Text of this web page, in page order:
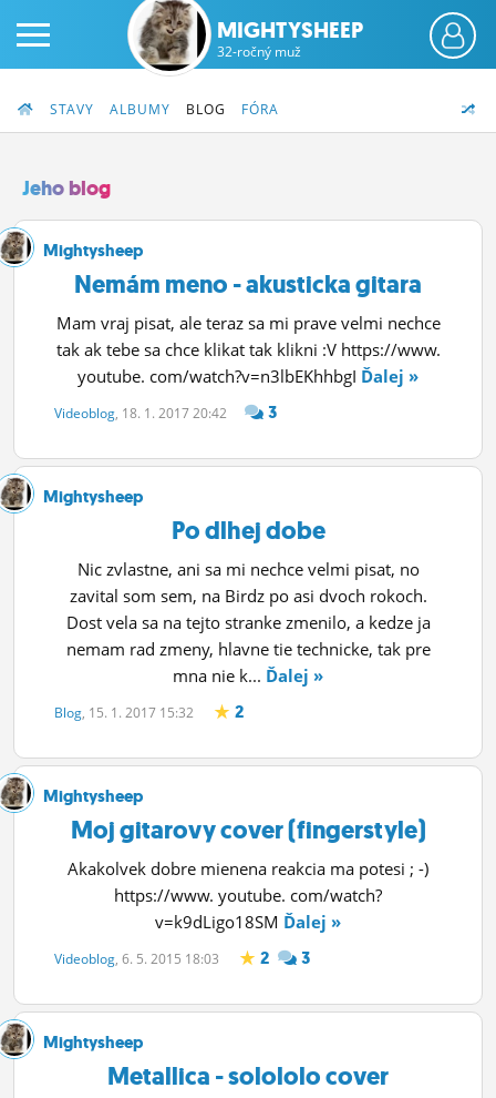
PRIHLÁS SA
ČINŽIAK
FÓRUM
STATUSY
MÔJ PROFIL
NASTAVENIA
ROLETA
MIGHTYSHEEP
32-ročný muž
STAVY ALBUMY BLOG FÓRA
Jeho blog
Mightysheep
Nemám meno - akusticka gitara
Mam vraj pisat, ale teraz sa mi prave velmi nechce
tak ak tebe sa chce klikat tak klikni :V https://www.
youtube. com/watch?v=n3lbEKhhbgI Ďalej »
Videoblog, 18. 1. 2017 20:42 3
Mightysheep
Po dlhej dobe
Nic zvlastne, ani sa mi nechce velmi pisat, no
zavital som sem, na Birdz po asi dvoch rokoch.
Dost vela sa na tejto stranke zmenilo, a kedze ja
nemam rad zmeny, hlavne tie technicke, tak pre
mna nie k... Ďalej »
Blog, 15. 1. 2017 15:32 2
Mightysheep
Moj gitarovy cover (fingerstyle)
Akakolvek dobre mienena reakcia ma potesi ; -)
https://www. youtube. com/watch?
v=k9dLigo18SM Ďalej »
Videoblog, 6. 5. 2015 18:03 2 3
Mightysheep
Metallica - solololo cover